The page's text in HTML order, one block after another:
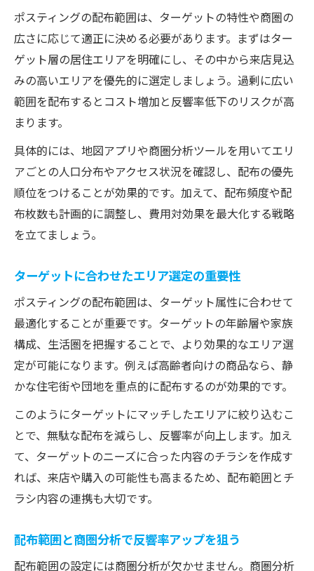
無駄を省く配布範囲の最適化ポイント
費用と反響のバランスを取る配布戦略
ポスティング配布範囲でコストを抑える方
法
ポスティングの配布範囲は、ターゲットの特性や商圏の
広さに応じて適正に決める必要があります。まずはター
ゲット層の居住エリアを明確にし、その中から来店見込
みの高いエリアを優先的に選定しましょう。過剰に広い
範囲を配布するとコスト増加と反響率低下のリスクが高
まります。
具体的には、地図アプリや商圏分析ツールを用いてエリ
アごとの人口分布やアクセス状況を確認し、配布の優先
順位をつけることが効果的です。加えて、配布頻度や配
布枚数も計画的に調整し、費用対効果を最大化する戦略
を立てましょう。
ターゲットに合わせたエリア選定の重要性
ポスティングの配布範囲は、ターゲット属性に合わせて
最適化することが重要です。ターゲットの年齢層や家族
構成、生活圏を把握することで、より効果的なエリア選
定が可能になります。例えば高齢者向けの商品なら、静
かな住宅街や団地を重点的に配布するのが効果的です。
このようにターゲットにマッチしたエリアに絞り込むこ
とで、無駄な配布を減らし、反響率が向上します。加え
て、ターゲットのニーズに合った内容のチラシを作成す
れば、来店や購入の可能性も高まるため、配布範囲とチ
ラシ内容の連携も大切です。
配布範囲と商圏分析で反響率アップを狙う
配布範囲の設定には商圏分析が欠かせません。商圏分析